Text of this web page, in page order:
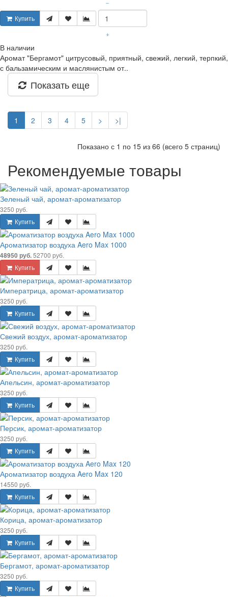
Купить
–
+
В наличии
Аромат "Бергамот" цитрусовый, приятный, свежий, легкий, терпкий,
с бальзамическим и маслянистым от..
Показать еще
1 2 3 4 5 > >|
Показано с 1 по 15 из 66 (всего 5 страниц)
Рекомендуемые товары
Зеленый чай, аромат-ароматизатор
3250 руб.
Купить
Ароматизатор воздуха Aero Max 1000
48950 руб.52700 руб.
Купить
Императрица, аромат-ароматизатор
3250 руб.
Купить
Свежий воздух, аромат-ароматизатор
3250 руб.
Купить
Апельсин, аромат-ароматизатор
3250 руб.
Купить
Персик, аромат-ароматизатор
3250 руб.
Купить
Ароматизатор воздуха Aero Max 120
14550 руб.
Купить
Корица, аромат-ароматизатор
3250 руб.
Купить
Бергамот, аромат-ароматизатор
3250 руб.
Купить